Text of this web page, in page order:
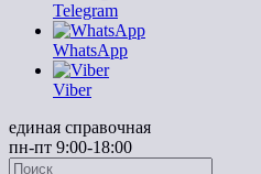
Telegram
WhatsApp
Viber
единая справочная
пн-пт 9:00-18:00